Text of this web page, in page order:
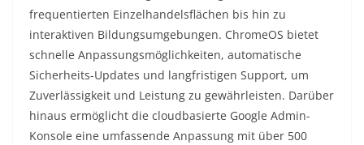
frequentierten Einzelhandelsflächen bis hin zu
interaktiven Bildungsumgebungen. ChromeOS bietet
schnelle Anpassungsmöglichkeiten, automatische
Sicherheits-Updates und langfristigen Support, um
Zuverlässigkeit und Leistung zu gewährleisten. Darüber
hinaus ermöglicht die cloudbasierte Google Admin-
Konsole eine umfassende Anpassung mit über 500